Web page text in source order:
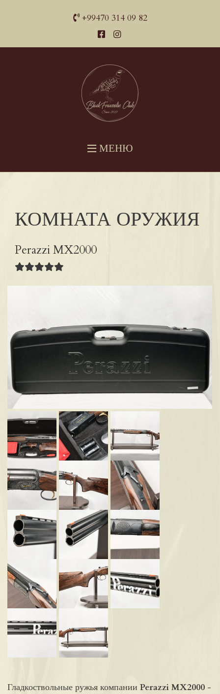
+99470 314 09 82
МЕНЮ
КОМНАТА ОРУЖИЯ
Perazzi MX2000
Гладкоствольные ружья компании Perazzi MX2000 -